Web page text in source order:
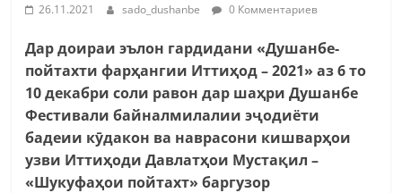
26.11.2021 sado_dushanbe 0 Комментариев
Дар доираи эълон гардидани «Душанбе-
пойтахти фарҳангии Иттиҳод – 2021» аз 6 то
10 декабри соли равон дар шаҳри Душанбе
Фестивали байналмилалии эҷодиёти
бадеии кӯдакон ва наврасони кишварҳои
узви Иттиҳоди Давлатҳои Мустақил –
«Шукуфаҳои пойтахт» баргузор